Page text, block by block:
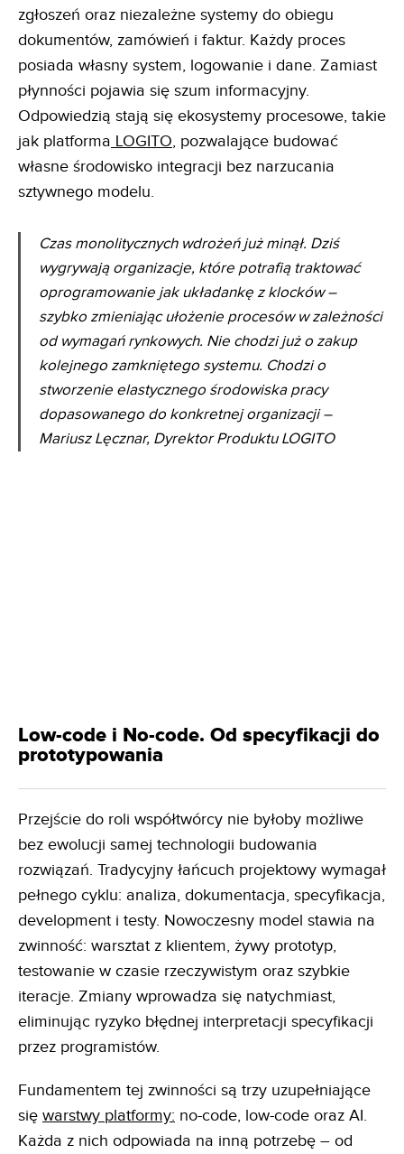
zgłoszeń oraz niezależne systemy do obiegu
dokumentów, zamówień i faktur. Każdy proces
posiada własny system, logowanie i dane. Zamiast
płynności pojawia się szum informacyjny.
Odpowiedzią stają się ekosystemy procesowe, takie
jak platforma LOGITO, pozwalające budować
własne środowisko integracji bez narzucania
sztywnego modelu.
Czas monolitycznych wdrożeń już minął. Dziś
wygrywają organizacje, które potrafią traktować
oprogramowanie jak układankę z klocków –
szybko zmieniając ułożenie procesów w zależności
od wymagań rynkowych. Nie chodzi już o zakup
kolejnego zamkniętego systemu. Chodzi o
stworzenie elastycznego środowiska pracy
dopasowanego do konkretnej organizacji –
Mariusz Lęcznar, Dyrektor Produktu LOGITO
Low-code i No-code. Od specyfikacji do
prototypowania
Przejście do roli współtwórcy nie byłoby możliwe
bez ewolucji samej technologii budowania
rozwiązań. Tradycyjny łańcuch projektowy wymagał
pełnego cyklu: analiza, dokumentacja, specyfikacja,
development i testy. Nowoczesny model stawia na
zwinność: warsztat z klientem, żywy prototyp,
testowanie w czasie rzeczywistym oraz szybkie
iteracje. Zmiany wprowadza się natychmiast,
eliminując ryzyko błędnej interpretacji specyfikacji
przez programistów.
Fundamentem tej zwinności są trzy uzupełniające
się warstwy platformy: no-code, low-code oraz AI.
Każda z nich odpowiada na inną potrzebę – od